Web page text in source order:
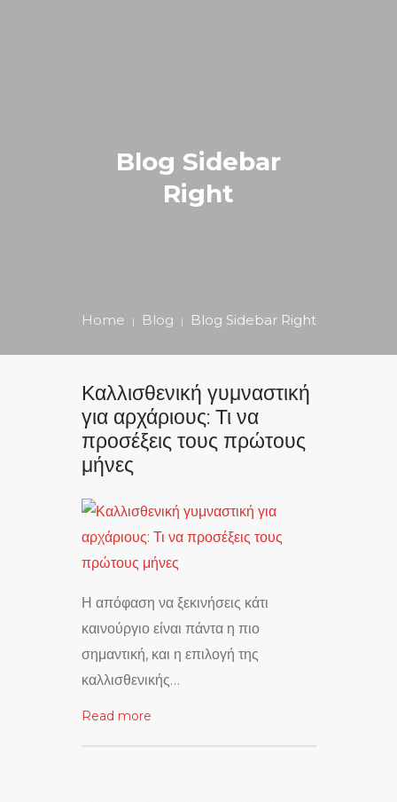
Blog Sidebar
Right
Home Blog Blog Sidebar Right
Καλλισθενική γυμναστική
για αρχάριους: Τι να
προσέξεις τους πρώτους
μήνες
Η απόφαση να ξεκινήσεις κάτι
καινούργιο είναι πάντα η πιο
σημαντική, και η επιλογή της
καλλισθενικής…
Read more